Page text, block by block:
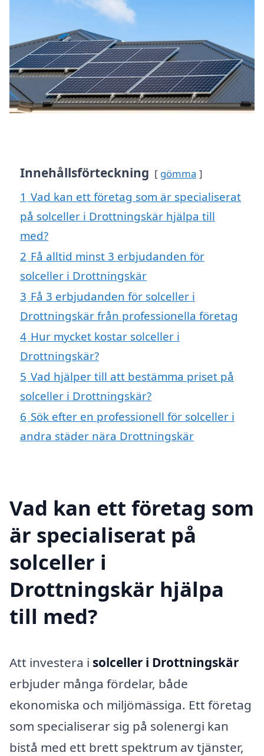
Innehållsförteckning gömma
1 Vad kan ett företag som är specialiserat
på solceller i Drottningskär hjälpa till
med?
2 Få alltid minst 3 erbjudanden för
solceller i Drottningskär
3 Få 3 erbjudanden för solceller i
Drottningskär från professionella företag
4 Hur mycket kostar solceller i
Drottningskär?
5 Vad hjälper till att bestämma priset på
solceller i Drottningskär?
6 Sök efter en professionell för solceller i
andra städer nära Drottningskär
Vad kan ett företag som
är specialiserat på
solceller i
Drottningskär hjälpa
till med?
Att investera i solceller i Drottningskär
erbjuder många fördelar, både
ekonomiska och miljömässiga. Ett företag
som specialiserar sig på solenergi kan
bistå med ett brett spektrum av tjänster,